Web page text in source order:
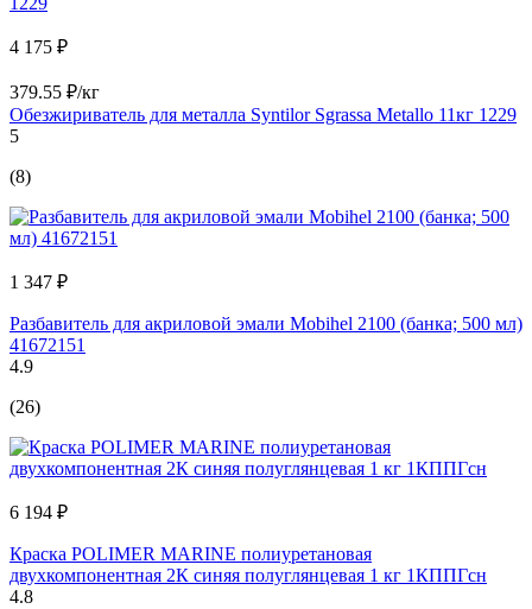
4 175 ₽
379.55 ₽/кг
Обезжириватель для металла Syntilor Sgrassa Metallo 11кг 1229
5
(8)
1 347 ₽
Разбавитель для акриловой эмали Mobihel 2100 (банка; 500 мл)
41672151
4.9
(26)
6 194 ₽
Краска POLIMER MARINE полиуретановая
двухкомпонентная 2К синяя полуглянцевая 1 кг 1КППГсн
4.8